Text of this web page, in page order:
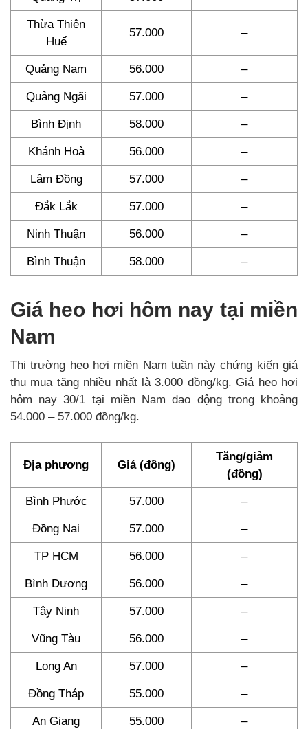
Thừa Thiên
Huế
57.000 –
Quảng Nam 56.000 –
Quảng Ngãi 57.000 –
Bình Định 58.000 –
Khánh Hoà 56.000 –
Lâm Đồng 57.000 –
Đắk Lắk 57.000 –
Ninh Thuận 56.000 –
Bình Thuận 58.000 –
Giá heo hơi hôm nay tại miền
Nam
Thị trường heo hơi miền Nam tuần này chứng kiến giá
thu mua tăng nhiều nhất là 3.000 đồng/kg. Giá heo hơi
hôm nay 30/1 tại miền Nam dao động trong khoảng
54.000 – 57.000 đồng/kg.
Địa phương Giá (đồng)
Tăng/giảm
(đồng)
Bình Phước 57.000 –
Đồng Nai 57.000 –
TP HCM 56.000 –
Bình Dương 56.000 –
Tây Ninh 57.000 –
Vũng Tàu 56.000 –
Long An 57.000 –
Đồng Tháp 55.000 –
An Giang 55.000 –